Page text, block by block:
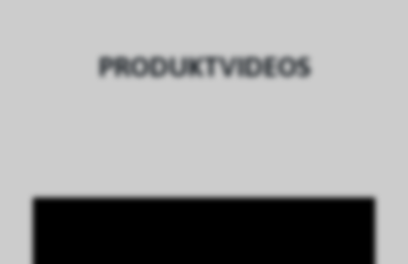
PRODUKTVIDEOS